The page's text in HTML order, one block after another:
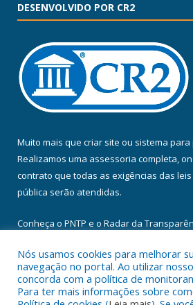
DESENVOLVIDO POR CR2
Muito mais que criar site ou sistema
Realizamos uma assessoria completa,
contrato que todas as exigências das
pública serão atendidas.
Conheça o PNTP e o Radar da
Todos os direitos reservados a Câmara
Nós usamos cookies para melhorar
navegação no portal. Ao utilizar
concorda com a política de
Para ter mais informações sobre